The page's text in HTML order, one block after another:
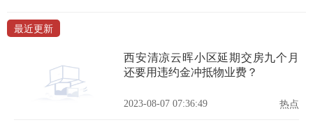
最近更新
西安清凉云晖小区延期交房九个月
还要用违约金冲抵物业费？
2023-08-07 07:36:49 热点